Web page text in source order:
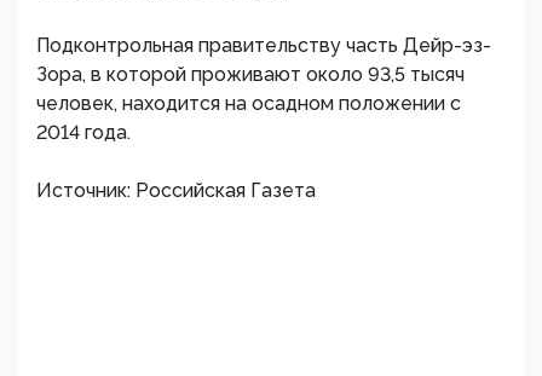
Подконтрольная правительству часть Дейр-эз-
Зора, в которой проживают около 93,5 тысяч
человек, находится на осадном положении с
2014 года.
Источник: Российская Газета